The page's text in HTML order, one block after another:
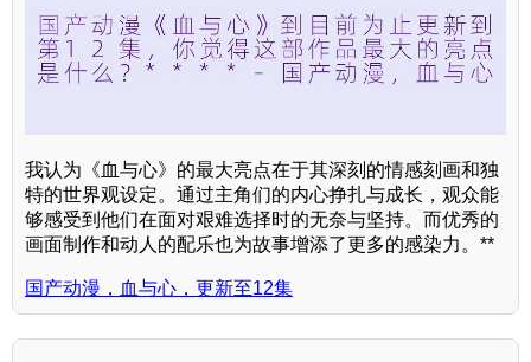
我认为《血与心》的最大亮点在于其深刻的情感刻画和独
特的世界观设定。通过主角们的内心挣扎与成长，观众能
够感受到他们在面对艰难选择时的无奈与坚持。而优秀的
画面制作和动人的配乐也为故事增添了更多的感染力。**
国产动漫，血与心，更新至12集